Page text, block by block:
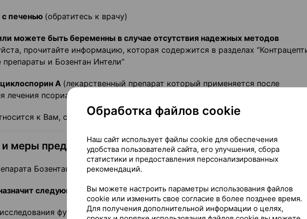
печенью (обратитесь к врачу)
можете быть беременны в случае отсутствия надежных методов
прочитайте информацию, которая содержится в разделах
препараты и Бозентан Интели”
А (лекарственный препарат который применяется после
лечения псориаза)
к Вам, сообщите об этом своему врачу.
меры предосторожности
Бозентан Интели проконсультируйтесь со своим лечащим врачом.
следующие анализы:
функции печени
Обработка файлов cookie
Наш сайт использует файлы cookie для обеспечения
удобства пользователей сайта, его улучшения, сбора
статистики и предоставления персонализированных
рекомендаций.
Вы можете настроить параметры использования файлов
cookie или изменить свое согласие в более позднее время.
Для получения дополнительной информации о целях,